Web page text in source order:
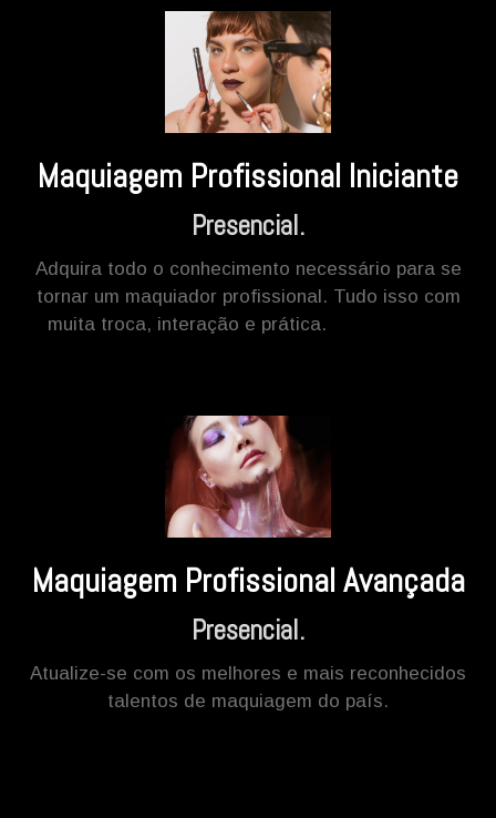
Maquiagem Profissional Iniciante
Presencial.
Adquira todo o conhecimento necessário para se
tornar um maquiador profissional. Tudo isso com
muita troca, interação e prática.
Maquiagem Profissional Avançada
Presencial.
Atualize-se com os melhores e mais reconhecidos
talentos de maquiagem do país.